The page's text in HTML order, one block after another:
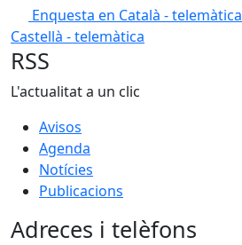
Enquesta en Català - telemàtica
Castellà - telemàtica
RSS
L'actualitat a un clic
Avisos
Agenda
Notícies
Publicacions
Adreces i telèfons